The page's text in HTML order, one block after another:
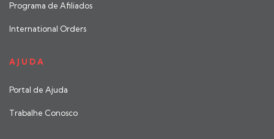
Programa de Afiliados
International Orders
AJUDA
Portal de Ajuda
Trabalhe Conosco